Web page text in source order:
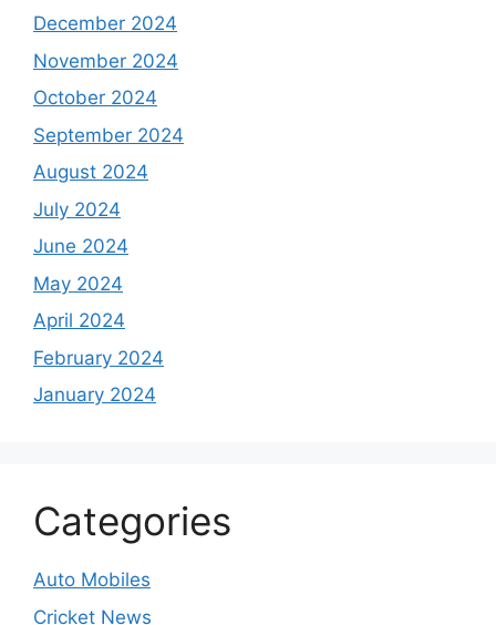
December 2024
November 2024
October 2024
September 2024
August 2024
July 2024
June 2024
May 2024
April 2024
February 2024
January 2024
Categories
Auto Mobiles
Cricket News